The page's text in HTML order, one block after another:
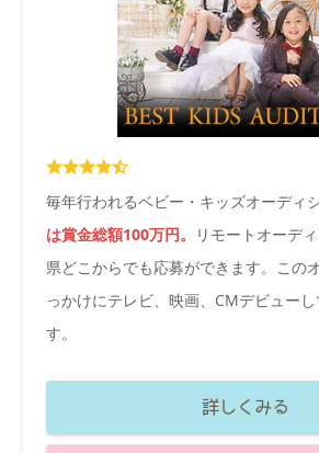
毎年行われるベビー・キッズオーディシ
は賞金総額100万円。
リモートオーデ
県どこからでも応募ができます。この
っかけにテレビ、映画、CMデビュー
す。
詳しくみる